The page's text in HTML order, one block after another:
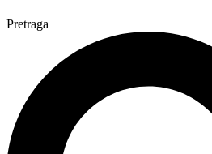
Pretraga